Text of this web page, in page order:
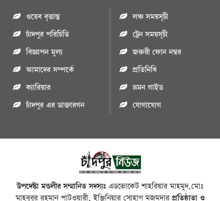
ওয়েব বৃত্তান্ত
চাঁদপুর পরিচিতি
বিজ্ঞাপন মুল্য
আমাদের সম্পর্কে
ক্যারিয়ার
চাঁদপুর এর ডাক্তারগন
লঞ্চ সময়সূচী
ট্রেন সময়সূচী
জরুরী ফোন নম্বর
প্রতিনিধি
ভ্রমন গাইড
যোগাযোগ
উপদেষ্টা মন্ডলীর সম্মানিত সদস্যঃ এডভোকেট শাহরিয়ার মাহমুদ,মোঃ
মাহবুবুর রহমান পাটওয়ারী, ইঞ্জিনিয়ার সোহাগ মজুমদারপ্রতিষ্ঠাতা ও